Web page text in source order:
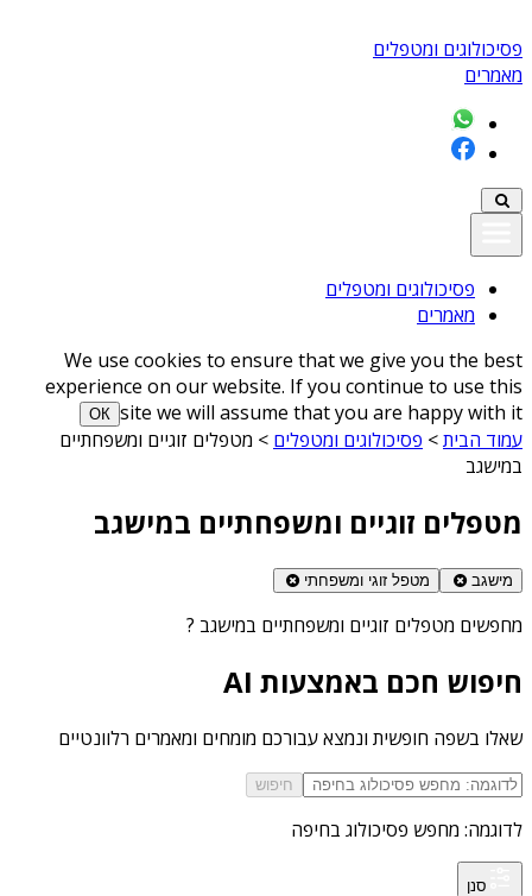
פסיכולוגים ומטפלים
מאמרים
פסיכולוגים ומטפלים
מאמרים
We use cookies to ensure that we give you the best
experience on our website. If you continue to use this
site we will assume that you are happy with it
ОК
עמוד הבית> פסיכולוגים ומטפלים > מטפלים זוגיים ומשפחתיים
במישגב
מטפלים זוגיים ומשפחתיים במישגב
מישגב מטפל זוגי ומשפחתי
מחפשים מטפלים זוגיים ומשפחתיים במישגב ?
חיפוש חכם באמצעות AI
שאלו בשפה חופשית ונמצא עבורכם מומחים ומאמרים רלוונטיים
חיפוש
לדוגמה: מחפש פסיכולוג בחיפה
סנן